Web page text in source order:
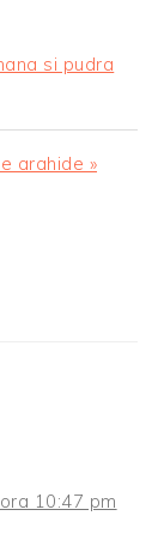
si pudra
arahide »
10:47 pm